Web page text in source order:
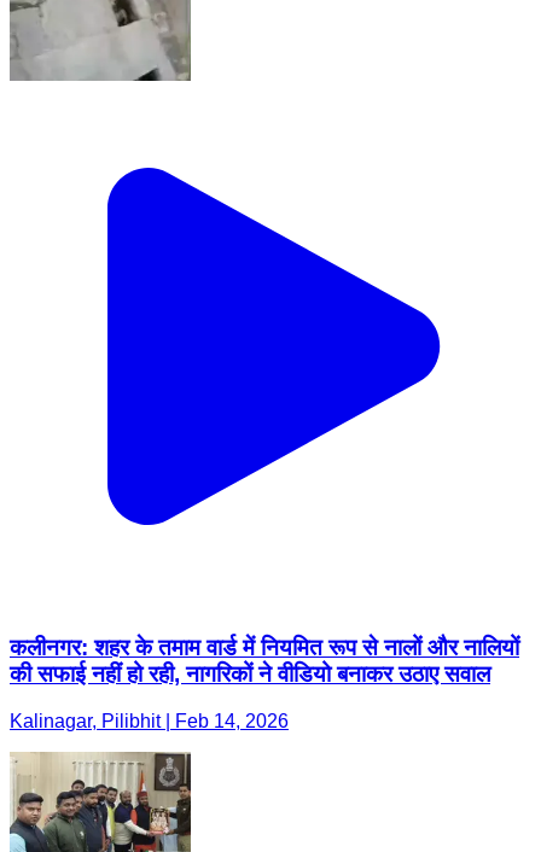
कलीनगर: शहर के तमाम वार्ड में नियमित रूप से नालों और नालियों
की सफाई नहीं हो रही, नागरिकों ने वीडियो बनाकर उठाए सवाल
Kalinagar, Pilibhit | Feb 14, 2026